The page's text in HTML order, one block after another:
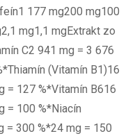
177 mg200 mg100
mg1,1 mgExtrakt zo
C2 941 mg = 3 676
(Vitamín B1)16
= 127 %*Vitamín B616
= 100 %*Niacín
= 300 %*24 mg = 150